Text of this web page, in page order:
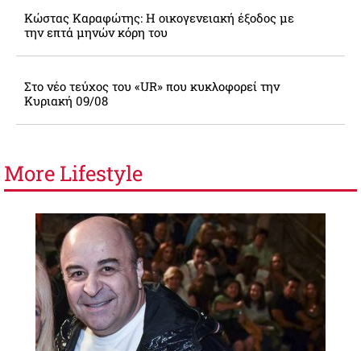
Κώστας Καραφώτης: Η οικογενειακή έξοδος με
την επτά μηνών κόρη του
Στο νέο τεύχος του «UR» που κυκλοφορεί την
Κυριακή 09/08
More Lifestyle